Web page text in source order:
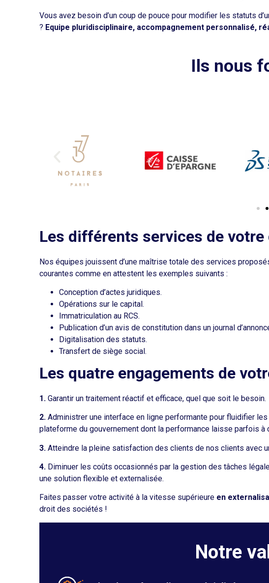
Vous avez besoin d’un coup de pouce pour modifier les statuts
? Equipe pluridisciplinaire, accompagnement personnalisé,
Ils nous
Les différents services de
Nos équipes jouissent d’une maîtrise totale des services
courantes comme en attestent les exemples suivants :
Conception d’actes juridiques.
Opérations sur le capital.
Immatriculation au RCS.
Publication d’un avis de constitution dans un journal
Digitalisation des statuts.
Transfert de siège social.
Les quatre engagements de
1. Garantir un traitement réactif et efficace, quel que soit le besoin.
2. Administrer une interface en ligne performante pour fluidifier
plateforme du gouvernement dont la performance laisse parfois à
3. Atteindre la pleine satisfaction des clients de nos clients avec
4. Diminuer les coûts occasionnés par la gestion des tâches
une solution flexible et externalisée.
Faites passer votre activité à la vitesse supérieure en
droit des sociétés !
Notre